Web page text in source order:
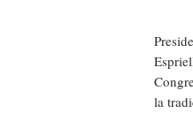
la